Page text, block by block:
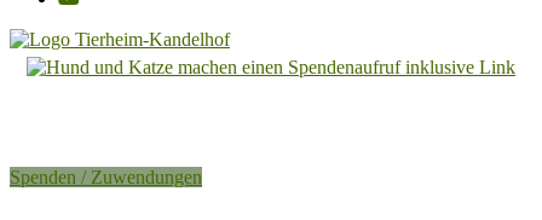
Tierheim
für
Spenden / Zuwendungen